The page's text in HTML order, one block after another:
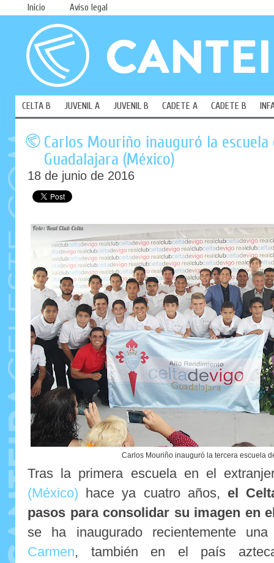
Inicio Aviso legal
CELTA B JUVENIL A JUVENIL B CADETE A CADETE B
Carlos Mouriño inauguró la escuela
Guadalajara (México)
18 de junio de 2016
Carlos Mouriño inauguró la tercera escuela
Tras la primera escuela en el
(México) hace ya cuatro años, el
pasos para consolidar su imagen en
se ha inaugurado recientemente
Carmen, también en el país